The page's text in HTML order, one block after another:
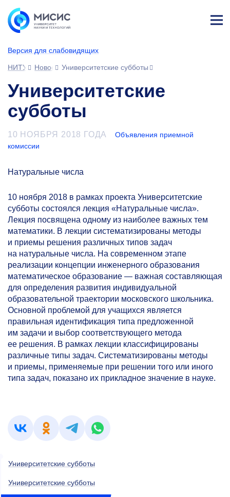
Версия для слабовидящих
НИТУ МИСИС
НовостиУниверситетские субботы
Университетские
субботы
10 НОЯБРЯ 2018 ГОДА
Объявления приемной
комиссии
Натуральные числа
10 ноября 2018 в рамках проекта Университетские
субботы состоялся лекция «Натуральные числа».
Лекция посвящена одному из наиболее важных тем
математики. В лекции систематизированы методы
и приемы решения различных типов задач
на натуральные числа. На современном этапе
реализации концепции инженерного образования
математическое образование — важная составляющая
для определения развития индивидуальной
образовательной траектории московского школьника.
Основной проблемой для учащихся является
правильная идентификация типа предложенной
им задачи и выбор соответствующего метода
ее решения. В рамках лекции классифицированы
различные типы задач. Систематизированы методы
и приемы, применяемые при решении того или иного
типа задач, показано их прикладное значение в науке.
Университетские субботы
Университетские субботы